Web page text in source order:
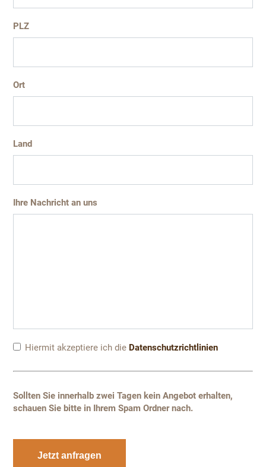
PLZ
Ort
Land
Ihre Nachricht an uns
Hiermit akzeptiere ich die Datenschutzrichtlinien
Sollten Sie innerhalb zwei Tagen kein Angebot erhalten,
schauen Sie bitte in Ihrem Spam Ordner nach.
Jetzt anfragen